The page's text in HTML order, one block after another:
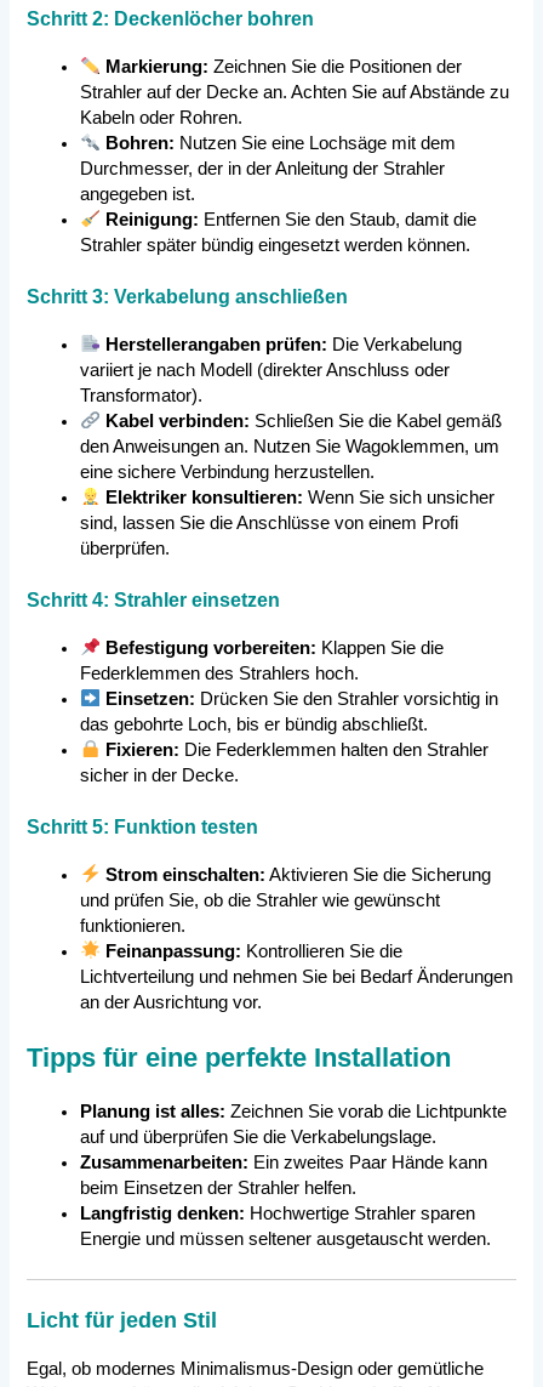
Schritt 2: Deckenlöcher bohren
Markierung: Zeichnen Sie die Positionen der
Strahler auf der Decke an. Achten Sie auf Abstände zu
Kabeln oder Rohren.
Bohren: Nutzen Sie eine Lochsäge mit dem
Durchmesser, der in der Anleitung der Strahler
angegeben ist.
Reinigung: Entfernen Sie den Staub, damit die
Strahler später bündig eingesetzt werden können.
Schritt 3: Verkabelung anschließen
Herstellerangaben prüfen: Die Verkabelung
variiert je nach Modell (direkter Anschluss oder
Transformator).
Kabel verbinden: Schließen Sie die Kabel gemäß
den Anweisungen an. Nutzen Sie Wagoklemmen, um
eine sichere Verbindung herzustellen.
Elektriker konsultieren: Wenn Sie sich unsicher
sind, lassen Sie die Anschlüsse von einem Profi
überprüfen.
Schritt 4: Strahler einsetzen
Befestigung vorbereiten: Klappen Sie die
Federklemmen des Strahlers hoch.
Einsetzen: Drücken Sie den Strahler vorsichtig in
das gebohrte Loch, bis er bündig abschließt.
Fixieren: Die Federklemmen halten den Strahler
sicher in der Decke.
Schritt 5: Funktion testen
Strom einschalten: Aktivieren Sie die Sicherung
und prüfen Sie, ob die Strahler wie gewünscht
funktionieren.
Feinanpassung: Kontrollieren Sie die
Lichtverteilung und nehmen Sie bei Bedarf Änderungen
an der Ausrichtung vor.
Tipps für eine perfekte Installation
Planung ist alles: Zeichnen Sie vorab die Lichtpunkte
auf und überprüfen Sie die Verkabelungslage.
Zusammenarbeiten: Ein zweites Paar Hände kann
beim Einsetzen der Strahler helfen.
Langfristig denken: Hochwertige Strahler sparen
Energie und müssen seltener ausgetauscht werden.
Licht für jeden Stil
Egal, ob modernes Minimalismus-Design oder gemütliche